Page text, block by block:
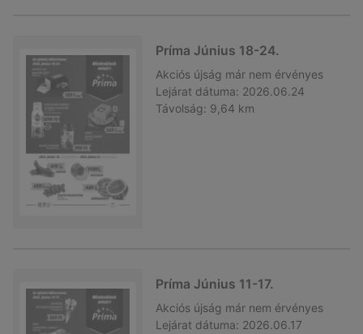
Príma Június 18-24.
Akciós újság már nem érvényes
Lejárat dátuma: 2026.06.24
Távolság: 9,64 km
Príma Június 11-17.
Akciós újság már nem érvényes
Lejárat dátuma: 2026.06.17